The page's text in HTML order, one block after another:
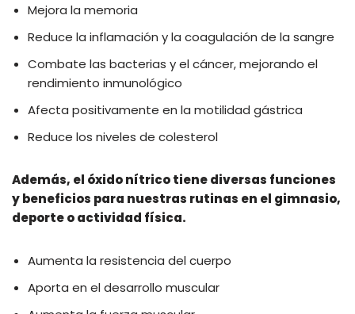
Mejora la memoria
Reduce la inflamación y la coagulación de la sangre
Combate las bacterias y el cáncer, mejorando el
rendimiento inmunológico
Afecta positivamente en la motilidad gástrica
Reduce los niveles de colesterol
Además, el óxido nítrico tiene diversas funciones
y beneficios para nuestras rutinas en el gimnasio,
deporte o actividad física.
Aumenta la resistencia del cuerpo
Aporta en el desarrollo muscular